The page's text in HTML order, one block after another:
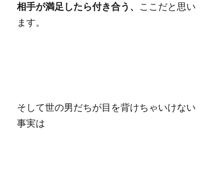
相手が満足したら付き合う、 ここだと思い
ます。
そして世の男だちが目を背けちゃいけない
事実は